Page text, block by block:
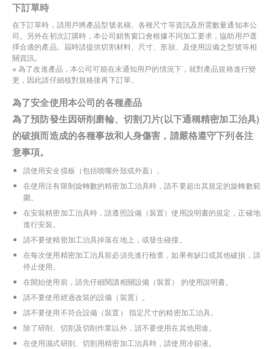
下訂單時
在下訂單時，請用戶將產品型號名稱、各種尺寸等資訊及所需數量通知本公
司。另外在初次訂購時，本公司銷售窗口會根據不同加工要求，協助用戶選
擇合適的產品。屆時請提供切割材料、尺寸、形狀、及使用設備之型號等相
關資訊。
※ 為了改進產品，本公司可能在未通知用戶的情況下，就對產品規格進行變
更，因此請仔細核對規格後再下訂單。
為了安全使用本公司的各種產品
為了預防發生因研削磨輪、切割刀片(以下通稱精密加工治具)
的破損而造成的各種事故和人身傷害，請嚴格遵守下列各注
意事項。
請使用安全擋板（包括噴嘴外殼或外蓋）。
在使用注有限制旋轉數的精密加工治具時，請不要超出其規定的旋轉數範
圍。
在安裝精密加工治具時，請遵照設備（裝置）使用說明書的規定，正確地
進行安裝。
請不要使精密加工治具掉落在地上，或發生碰撞。
在每次使用精密加工治具前必須先進行檢查，如果有缺口或其他破損，請
停止使用。
在開始使用前，請先仔細閱讀相關設備（裝置） 的使用說明書。
請不要使用經過改裝的設備（裝置）。
請不要使用不符合設備（裝置） 指定尺寸的精密加工治具。
除了研削、切割及切削作業以外，請不要使用在其他用途。
在使用濕式研削、切割用精密加工治具時，請使用冷卻液。